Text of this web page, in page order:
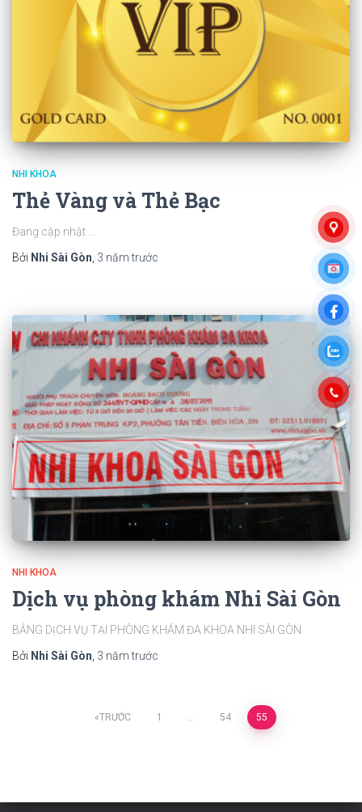
NHI KHOA
Thẻ Vàng và Thẻ Bạc
Đang cập nhật …
Bởi Nhi Sài Gòn, 3 nămtrước
NHI KHOA
Dịch vụ phòng khám Nhi Sài Gòn
BẢNG DỊCH VỤ TẠI PHÒNG KHÁM ĐA KHOA NHI SÀI GÒN
Bởi Nhi Sài Gòn 3 nămtrước
bài
TRƯỚC 1 … 54 55